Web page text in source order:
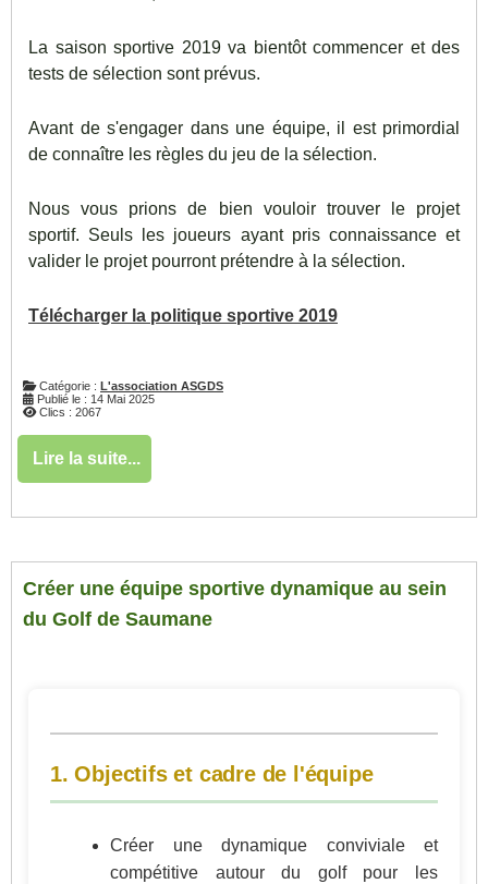
La saison sportive 2019 va bientôt commencer et des
tests de sélection sont prévus.
Avant de s'engager dans une équipe, il est primordial
de connaître les règles du jeu de la sélection.
Nous vous prions de bien vouloir trouver le projet
sportif. Seuls les joueurs ayant pris connaissance et
valider le projet pourront prétendre à la sélection.
Télécharger la politique sportive 2019
Catégorie : L'association ASGDS
Publié le : 14 Mai 2025
Clics : 2067
Lire la suite...
Créer une équipe sportive dynamique au sein
du Golf de Saumane
1. Objectifs et cadre de l'équipe
Créer une dynamique conviviale et
compétitive autour du golf pour les